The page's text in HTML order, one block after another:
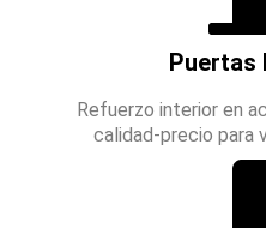
Puertas
Refuerzo interior en
calidad-precio para